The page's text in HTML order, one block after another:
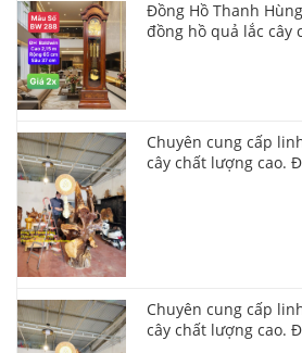
Đồng Hồ Thanh
đồng hồ quả lắc cây
Chuyên cung cấp
cây chất lượng cao. Đ
Chuyên cung cấp
cây chất lượng cao. Đ